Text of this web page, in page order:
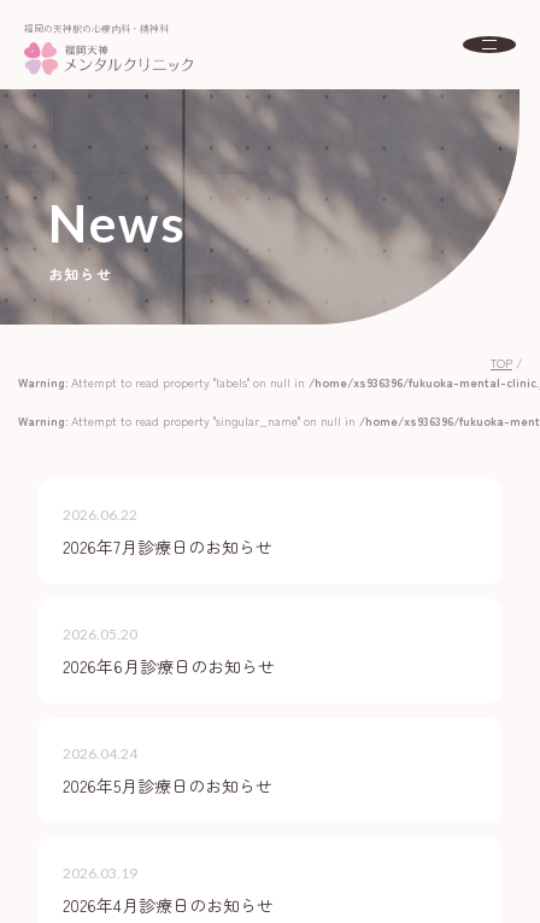
福岡の天神駅の心療内科・精神科
News
お知らせ
TOP /
Warning: Attempt to read property "labels" on null in /home/xs936396/fukuoka-mental-
Warning: Attempt to read property "singular_name" on null in /home/xs936396/fukuoka-
2026.06.22
2026年7月診療日のお知らせ
2026.05.20
2026年6月診療日のお知らせ
2026.04.24
2026年5月診療日のお知らせ
2026.03.19
2026年4月診療日のお知らせ
福岡の天神駅の心療内科・精神科
About 福岡天神メンタルクリニックとは
初めての方へ
Menu
Doctor ドクター紹介
FAQ よくある質問
News
プライバシーポリシー